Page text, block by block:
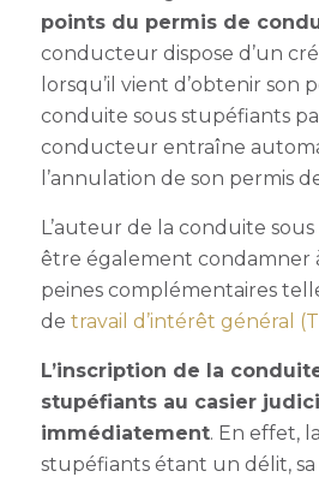
points du permis de
conducteur dispose d’un
lorsqu’il vient d’obtenir son
conduite sous stupéfiants
conducteur entraîne
l’annulation de son permis
L’auteur de la conduite
être également condamner
peines complémentaires
de travail d’intérêt général
L’inscription de la
stupéfiants au casier
immédiatement. En effet,
stupéfiants étant un délit,